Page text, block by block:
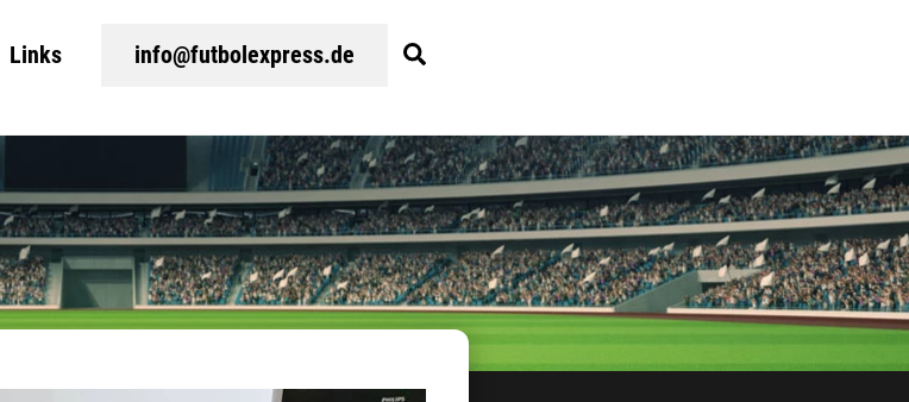
Links info@futbolexpress.de